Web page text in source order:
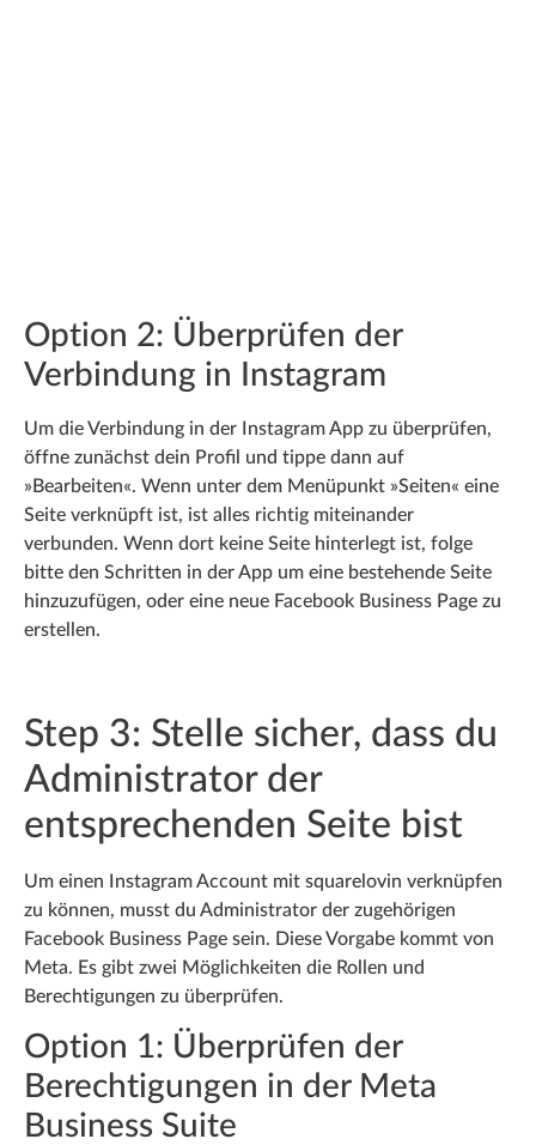
Option 2: Überprüfen der
Verbindung in Instagram
Um die Verbindung in der Instagram App zu überprüfen,
öffne zunächst dein Profil und tippe dann auf
»Bearbeiten«. Wenn unter dem Menüpunkt »Seiten« eine
Seite verknüpft ist, ist alles richtig miteinander
verbunden. Wenn dort keine Seite hinterlegt ist, folge
bitte den Schritten in der App um eine bestehende Seite
hinzuzufügen, oder eine neue Facebook Business Page zu
erstellen.
Step 3: Stelle sicher, dass du
Administrator der
entsprechenden Seite bist
Um einen Instagram Account mit squarelovin verknüpfen
zu können, musst du Administrator der zugehörigen
Facebook Business Page sein. Diese Vorgabe kommt von
Meta. Es gibt zwei Möglichkeiten die Rollen und
Berechtigungen zu überprüfen.
Option 1: Überprüfen der
Berechtigungen in der Meta
Business Suite